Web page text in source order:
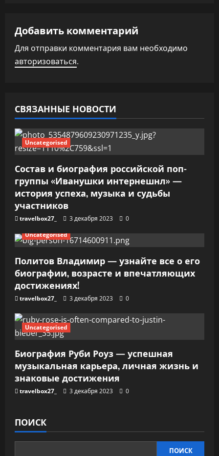
ц
и
я
о
з
а
п
и
с
я
м
Добавить комментарий
Для отправки комментария вам необходимо
авторизоваться.
СВЯЗАННЫЕ НОВОСТИ
Uncategorised
Состав и биография российской поп-
группы «Иванушки интернешнл» —
история успеха, музыка и судьбы
участников
travelbox27_ 3 декабря 2023
0
Uncategorised
Политов Владимир — узнайте все о его
биографии, возрасте и впечатляющих
достижениях!
travelbox27_ 3 декабря 2023 0
Uncategorised
Биография Руби Роуз — успешная
музыкальная карьера, личная жизнь и
знаковые достижения
travelbox27_ 3 декабря 2023 0
ПОИСК
ПОИСК